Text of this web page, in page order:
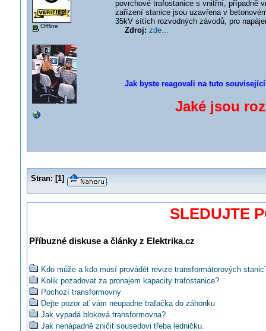
Offline
povrchové trafostanice s vnitřní, případně
zařízení stanice jsou uzavřena v
35kV sítích rozvodných závodů, pro
Zdroj: zde...
Jak byste reagovali na tuto
Jaké jsou
Stran: [1]
SLEDUJTE
Příbuzné diskuse a články z Elektrika.cz
Kdo může a kdo musí provádět revize transformátorových
Kolik pozadovat za pronajem kapacity trafostanice?
Pochozí transformovny
Dejte pozor ať vám neupadne trafačka do záhonku
Jak vypadá bloková transformovna?
Jak nenápadně zničit sousedovi třeba ledničku.